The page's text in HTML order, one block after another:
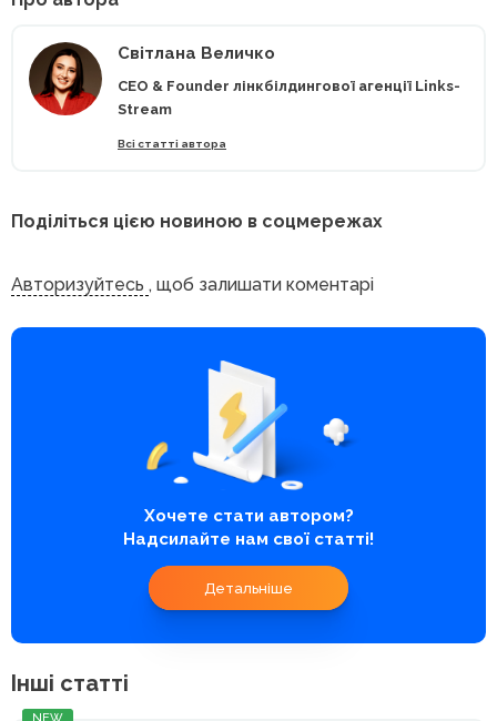
Світлана Величко
CEO & Founder лінкбілдингової агенції Links-
Stream
Всі статті автора
Поділіться цією новиною в соцмережах
Авторизуйтесь , щоб залишати коментарі
Хочете стати автором?
Надсилайте нам свої статті!
Детальніше
Інші статті
NEW